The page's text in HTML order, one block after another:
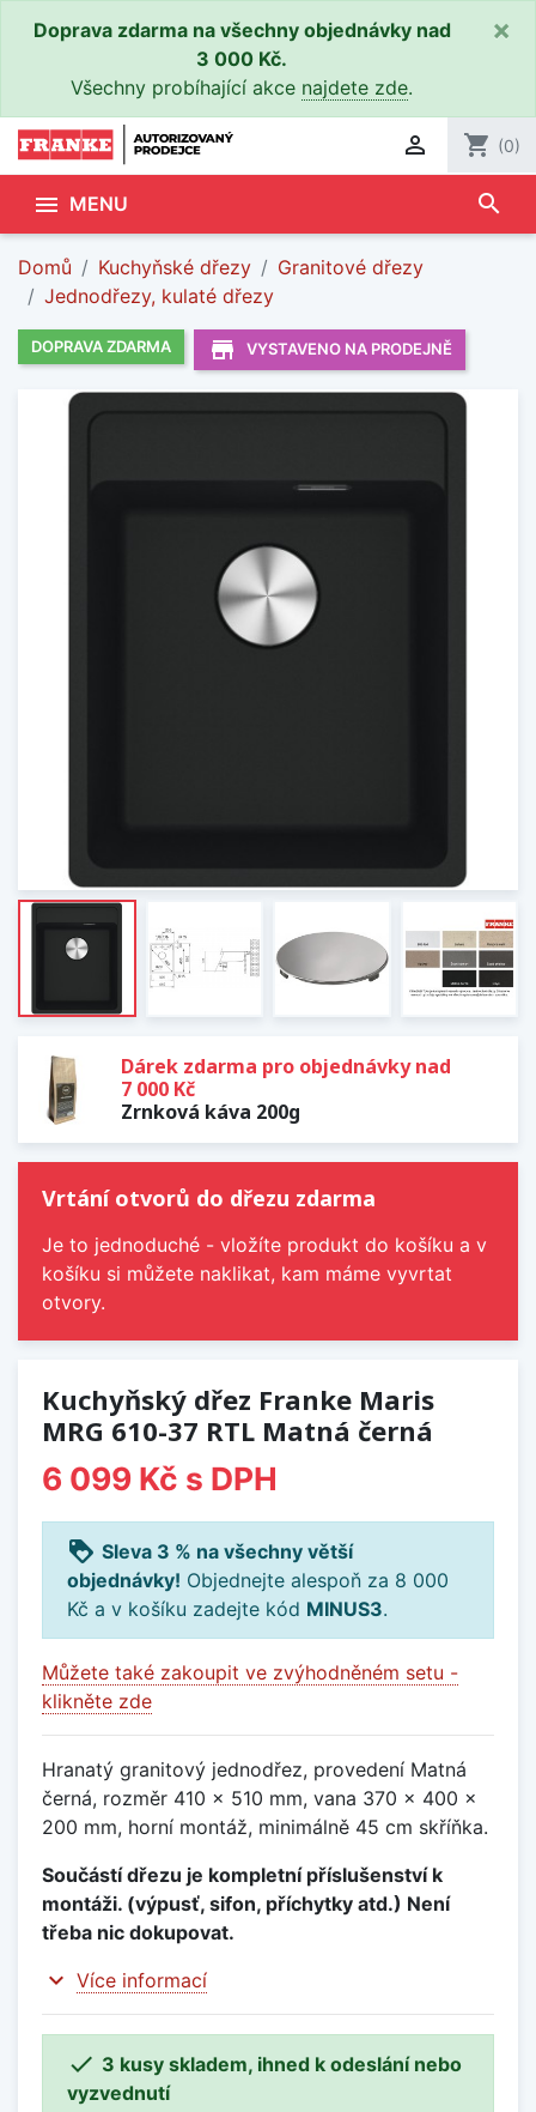
Doprava zdarma na všechny objednávky nad
3 000 Kč.
Všechny probíhající akce najdete zde.
×
 shopping_cart (0)
 MENU search
Domů Kuchyňské dřezy
Granitové dřezy
Jednodřezy, kulaté dřezy
DOPRAVA ZDARMA store_mall_directory VYSTAVENO NA PRODEJNĚ
Dárek zdarma pro objednávky nad
7 000 Kč
Zrnková káva 200g
Vrtání otvorů do dřezu zdarma
Je to jednoduché - vložíte produkt do košíku a v
košíku si můžete naklikat, kam máme vyvrtat
otvory.
Kuchyňský dřez Franke Maris
MRG 610-37 RTL Matná černá
6 099 Kč s DPH
loyalty Sleva 3 % na všechny větší
objednávky! Objednejte alespoň za 8 000
Kč a v košíku zadejte kód MINUS3.
Můžete také zakoupit ve zvýhodněném setu -
klikněte zde
Hranatý granitový jednodřez, provedení Matná
černá, rozměr 410 x 510 mm, vana 370 x 400 x
200 mm, horní montáž, minimálně 45 cm skříňka.
Součástí dřezu je kompletní příslušenství k
montáži. (výpusť, sifon, příchytky atd.) Není
třeba nic dokupovat.
expand_more Více informací
 3 kusy skladem, ihned k odeslání nebo
vyzvednutí